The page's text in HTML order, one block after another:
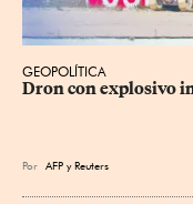
GEOPOLÍTICA
Dron con explosivo
Por AFP yReuters